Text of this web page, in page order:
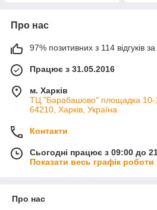
Про нас
97% позитивних з 114 відгуків за
Працює з 31.05.2016
м. Харків
ТЦ "Барабашово" площадка 10-
64210, Харків, Україна
Контакти
Сьогодні працює з 09:00 до
Показати весь графік роботи
Про нас